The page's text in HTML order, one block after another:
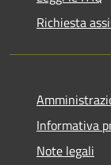
Richiesta
Informativa
Note legali